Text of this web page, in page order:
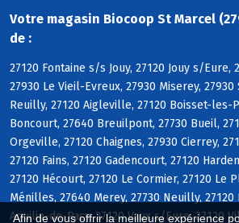
Afin de vous offrir la meilleure expérience
Votre magasin Biocoop St Marcel
de :
27120 Fontaine s/s Jouy, 27120 Jouy s/Eure,
27930 Le Vieil-Evreux, 27930 Miserey, 27930
Reuilly, 27120 Aigleville, 27120 Boisset-les-
Boncourt, 27640 Breuilpont, 27730 Bueil,
Orgeville, 27120 Chaignes, 27930 Cierrey,
27120 Fains, 27120 Gadencourt, 27120
27120 Hécourt, 27120 Le Cormier, 27120 Le
Ménilles, 27640 Merey, 27730 Neuilly, 27120
Aquilin-de-Pacy, 27120 Vaux s/Eure, 27120